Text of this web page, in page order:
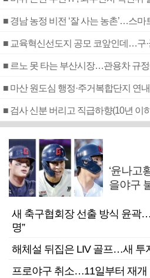
■ 경남 농정 비전 ‘잘 사는 농촌’…스
■ 교육혁신선도지 공모 코앞인데…구·
■ 르노 못 타는 부산시장…관용차 규
■ 마산 원도심 행정·주거복합단지 연
‘윤나
을야구
새 축구협회장 선출 방식 윤곽
명”
해체설 뒤집은 LIV 골프…새 투
프로야구 취소…11일부터 재개